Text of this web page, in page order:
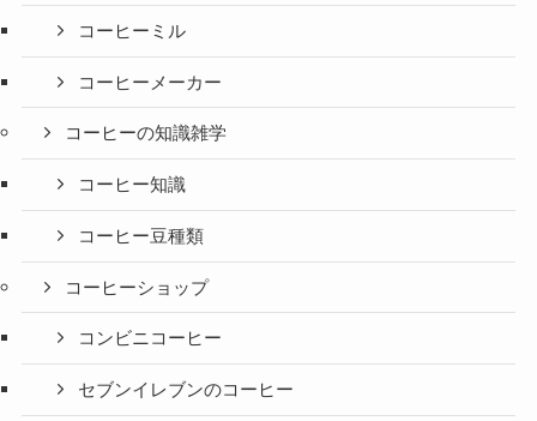
コーヒーミル
コーヒーメーカー
コーヒーの知識雑学
コーヒー知識
コーヒー豆種類
コーヒーショップ
コンビニコーヒー
セブンイレブンのコーヒー